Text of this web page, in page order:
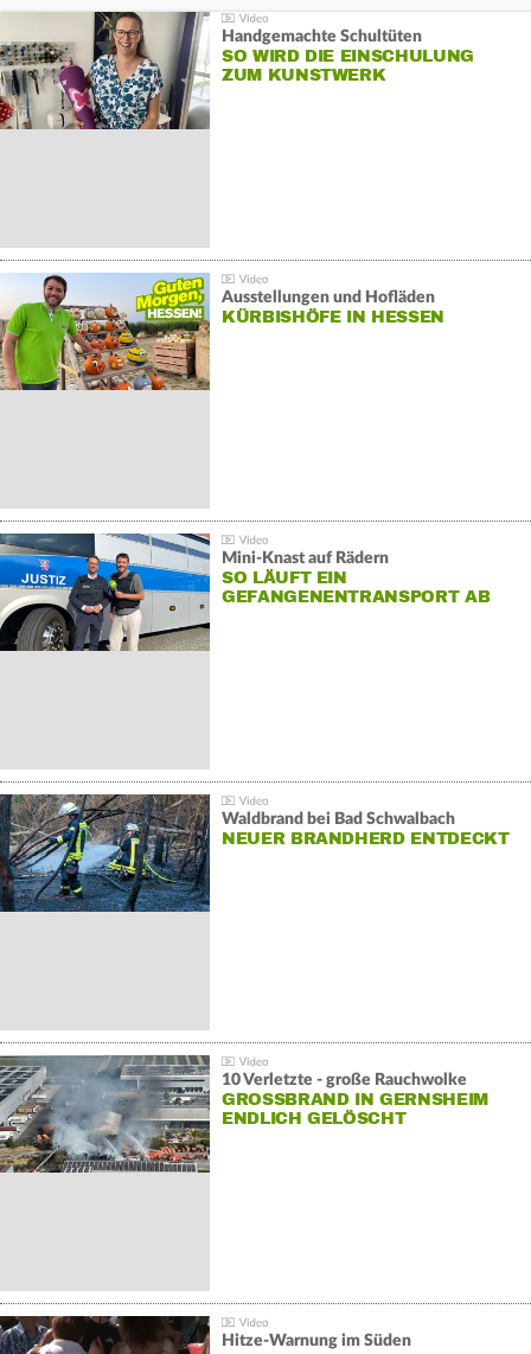
Handgemachte Schultüten
SO WIRD DIE EINSCHULUNG
ZUM KUNSTWERK
Ausstellungen und Hofläden
KÜRBISHÖFE IN HESSEN
Mini-Knast auf Rädern
SO LÄUFT EIN
GEFANGENENTRANSPORT AB
Waldbrand bei Bad Schwalbach
NEUER BRANDHERD ENTDECKT
10 Verletzte - große Rauchwolke
GROSSBRAND IN GERNSHEIM E
NDLICH GELÖSCHT
Hitze-Warnung im Süden